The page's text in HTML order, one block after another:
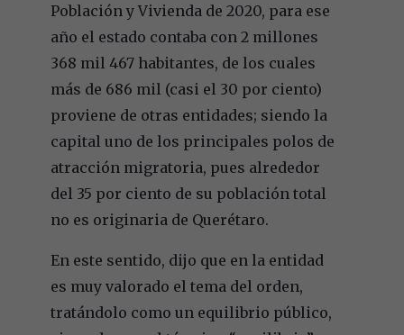
Población y Vivienda de 2020, para ese
año el estado contaba con 2 millones
368 mil 467 habitantes, de los cuales
más de 686 mil (casi el 30 por ciento)
proviene de otras entidades; siendo la
capital uno de los principales polos de
atracción migratoria, pues alrededor
del 35 por ciento de su población total
no es originaria de Querétaro.
En este sentido, dijo que en la entidad
es muy valorado el tema del orden,
tratándolo como un equilibrio público,